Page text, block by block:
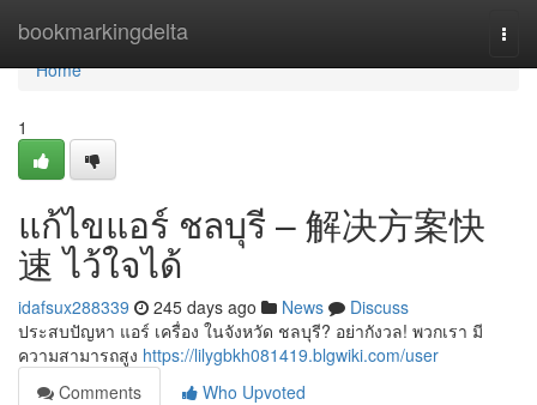
bookmarkingdelta
Home
Home
1
แก้ไขแอร์ ชลบุรี – 解决方案快
速 ไว้ใจได้
idafsux288339 245 days ago News
Discuss
ประสบปัญหา แอร์ เครื่อง ในจังหวัด ชลบุรี? อย่ากังวล! พวกเรา มี
ความสามารถสูง https://lilygbkh081419.blgwiki.com/user
Comments
Who Upvoted